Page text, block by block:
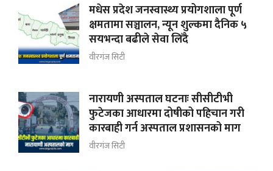
मधेस प्रदेश जनस्वास्थ्य प्रयोगशाला पूर्ण
क्षमतामा सञ्चालन, न्यून शुल्कमा दैनिक ५
सयभन्दा बढीले सेवा लिँदै
वीरगंज सिटी
नारायणी अस्पताल घटनाः सीसीटीभी
फुटेजका आधारमा दोषीको पहिचान गरी
कारबाही गर्न अस्पताल प्रशासनको माग
वीरगंज सिटी